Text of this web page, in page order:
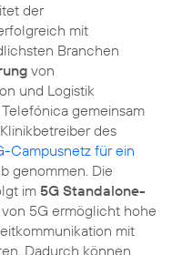
der
mit
Branchen
von
und Logistik
Telefónica gemeinsam
des
Campusnetz für ein
genommen. Die
im 5G Standalone-
5G ermöglicht hohe
mit
Dadurch können